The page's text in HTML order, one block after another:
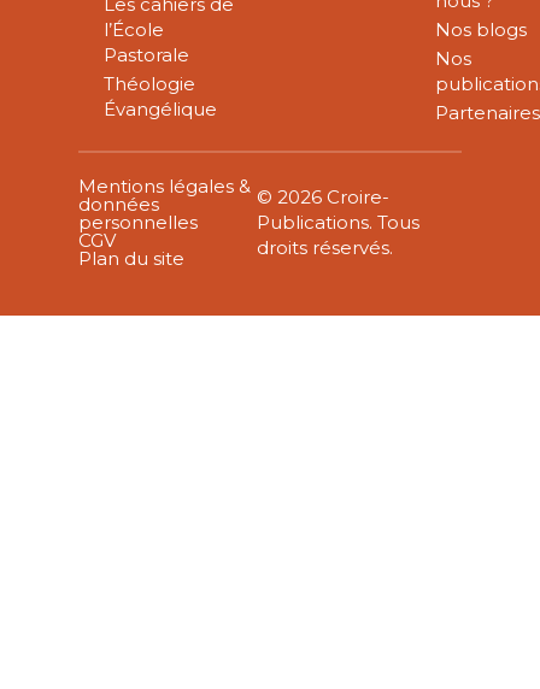
l’École
Pastorale
Théologie
Évangélique
Nos blogs
Nos
Partenaires
Mentions légales &
données
personnelles
CGV
Plan du site
© 2026 Croire-
Publications. Tous
droits réservés.